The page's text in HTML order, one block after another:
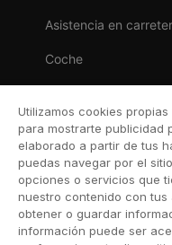
Asistencia en
Coche
Viaje
Hogar
Vida
Decesos
Utilizamos cookies
para mostrarte publicidad
elaborado a partir de tus
puedas navegar por el
opciones o servicios que
nuestro contenido con tus
obtener o guardar
información puede ser